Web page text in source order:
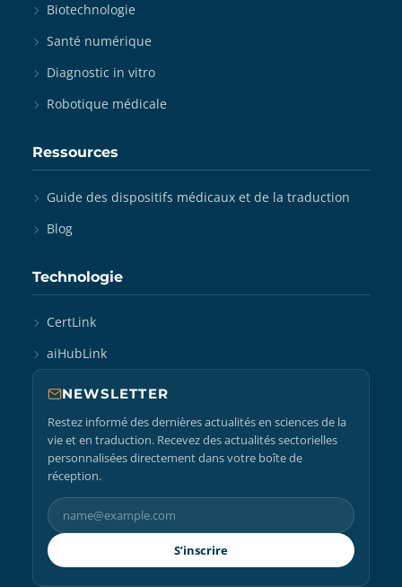
Biotechnologie
Santé numérique
Diagnostic in vitro
Robotique médicale
Ressources
Guide des dispositifs médicaux et de la traduction
Blog
Technologie
CertLink
aiHubLink
NEWSLETTER
Restez informé des dernières actualités en sciences de la
vie et en traduction. Recevez des actualités sectorielles
personnalisées directement dans votre boîte de
réception.
S’inscrire